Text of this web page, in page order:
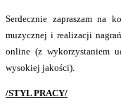
Serdecznie zapraszam na
muzycznej i realizacji
online (z wykorzystaniem
wysokiej jakości).
/STYL PRACY/